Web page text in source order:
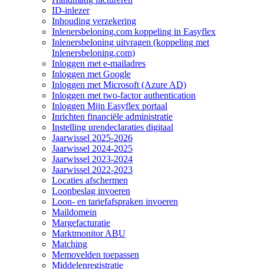
ID-inlezer
Inhouding verzekering
Inlenersbeloning.com koppeling in Easyflex
Inlenersbeloning uitvragen (koppeling met
Inlenersbeloning.com)
Inloggen met e-mailadres
Inloggen met Google
Inloggen met Microsoft (Azure AD)
Inloggen met two-factor authentication
Inloggen Mijn Easyflex portaal
Inrichten financiële administratie
Instelling urendeclaraties digitaal
Jaarwissel 2025-2026
Jaarwissel 2024-2025
Jaarwissel 2023-2024
Jaarwissel 2022-2023
Locaties afschermen
Loonbeslag invoeren
Loon- en tariefafspraken invoeren
Maildomein
Margefacturatie
Marktmonitor ABU
Matching
Memovelden toepassen
Middelenregistratie